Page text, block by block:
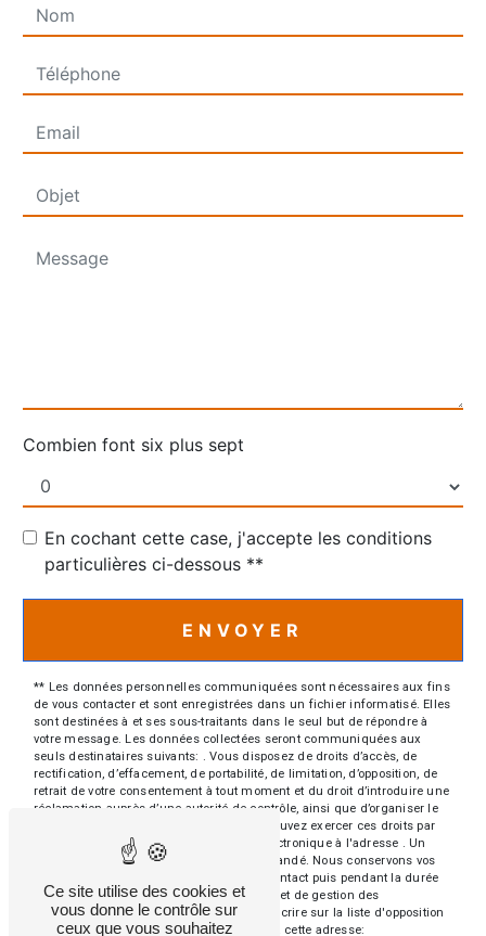
Combien font six plus sept
En cochant cette case, j'accepte les conditions
particulières ci-dessous **
ENVOYER
** Les données personnelles communiquées sont nécessaires aux fins
de vous contacter et sont enregistrées dans un fichier informatisé. Elles
sont destinées à et ses sous-traitants dans le seul but de répondre à
votre message. Les données collectées seront communiquées aux
seuls destinataires suivants: . Vous disposez de droits d’accès, de
rectification, d’effacement, de portabilité, de limitation, d’opposition, de
retrait de votre consentement à tout moment et du droit d’introduire une
réclamation auprès d’une autorité de contrôle, ainsi que d’organiser le
sort de vos données post-mortem. Vous pouvez exercer ces droits par
voie postale à l'adresse ou par courrier électronique à l'adresse . Un
justificatif d'identité pourra vous être demandé. Nous conservons vos
données pendant la période de prise de contact puis pendant la durée
de prescription légale aux fins probatoires et de gestion des
contentieux. Vous avez le droit de vous inscrire sur la liste d'opposition
au démarchage téléphonique, disponible à cette adresse:
Ce site utilise des cookies et
vous donne le contrôle sur
ceux que vous souhaitez